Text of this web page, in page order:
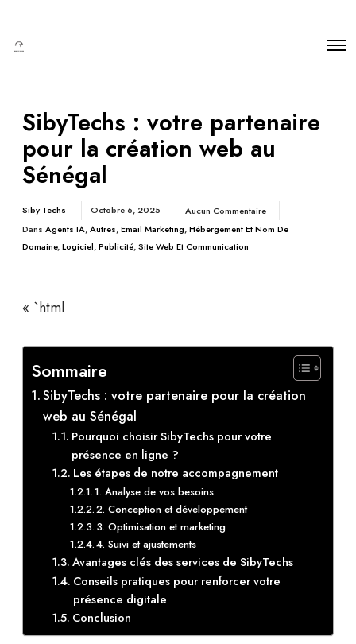
SibyTechs : votre partenaire
pour la création web au
Sénégal
Siby Techs Octobre 6, 2025
Aucun Commentaire
Dans Agents IA,Autres,Email Marketing,Hébergement Et Nom De
Domaine,Logiciel,Publicité,Site Web Et Communication
« `html
Sommaire
SibyTechs : votre partenaire pour la création
web au Sénégal
Pourquoi choisir SibyTechs pour votre
présence en ligne ?
Les étapes de notre accompagnement
1. Analyse de vos besoins
2. Conception et développement
3. Optimisation et marketing
4. Suivi et ajustements
Avantages clés des services de SibyTechs
Conseils pratiques pour renforcer votre
présence digitale
Conclusion